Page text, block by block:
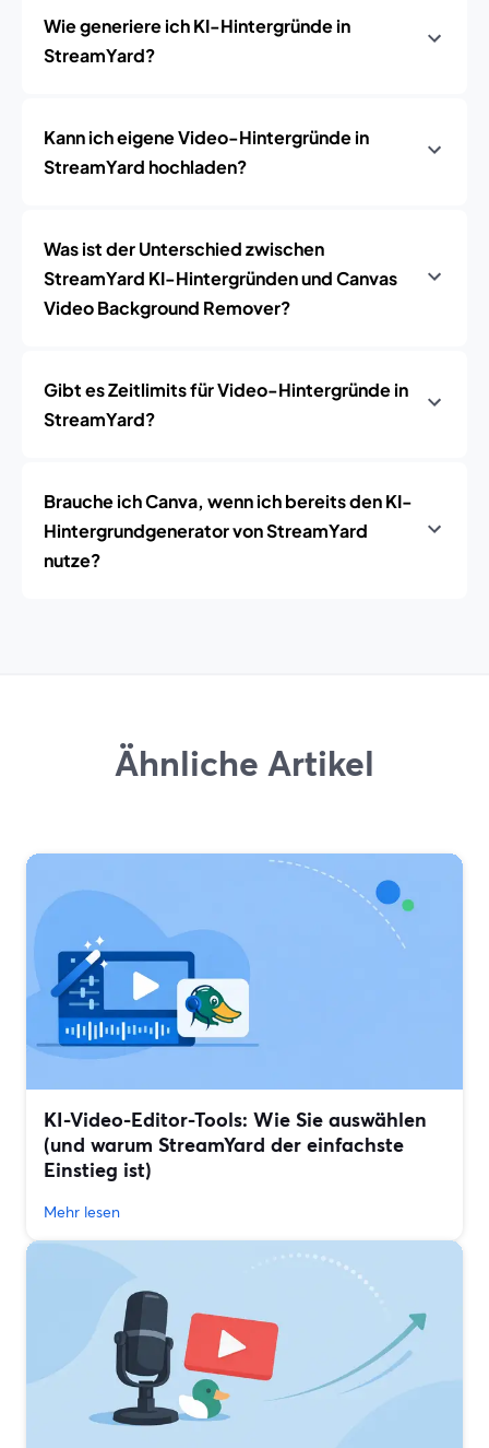
Wie generiere ich KI-Hintergründe in
StreamYard?
Kann ich eigene Video-Hintergründe in
StreamYard hochladen?
Was ist der Unterschied zwischen
StreamYard KI-Hintergründen und Canvas
Video Background Remover?
Gibt es Zeitlimits für Video-Hintergründe in
StreamYard?
Brauche ich Canva, wenn ich bereits den KI-
Hintergrundgenerator von StreamYard
nutze?
Ähnliche Artikel
KI-Video-Editor-Tools: Wie Sie auswählen
(und warum StreamYard der einfachste
Einstieg ist)
Mehr lesen